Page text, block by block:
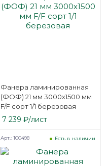
Фанера ламинированная
(ФОФ) 21 мм 3000х1500 мм
F/F сорт 1/1 березовая
7 239 ₽/лист
Есть в наличии
Арт.: 100498